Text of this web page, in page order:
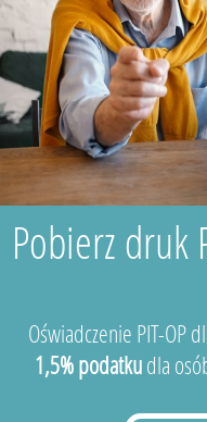
Pobierz druk
Oświadczenie PIT-OP
1,5% podatkudla